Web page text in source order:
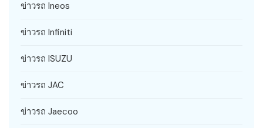
ข่าวรถ Ineos
ข่าวรถ Infiniti
ข่าวรถ ISUZU
ข่าวรถ JAC
ข่าวรถ Jaecoo